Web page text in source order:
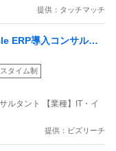
提供：タッチマッチ
ERP導入コンサル」P
担当フレックス・リ
タイム制
ルタント 【業種】IT・イ
提供：ビズリーチ